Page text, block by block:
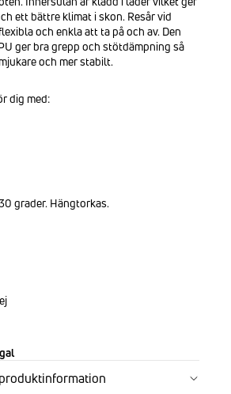
ett bättre klimat i skon. Resår vid
och enkla att ta på och av. Den
ger bra grepp och stötdämpning så
och mer stabilt.
dig med:
grader. Hängtorkas.